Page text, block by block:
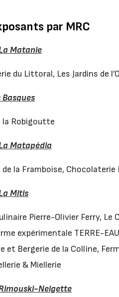
par MRC
Matanie
du Littoral, Les Jardins de
Basques
la Robigoutte
Matapédia
de la Framboise,
Mitis
Pierre-Olivier Ferry, Le
expérimentale TERRE-
et Bergerie de la Colline,
& Miellerie
Neigette